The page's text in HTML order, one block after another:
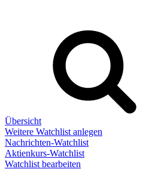
Übersicht
Weitere Watchlist anlegen
Nachrichten-Watchlist
Aktienkurs-Watchlist
Watchlist bearbeiten